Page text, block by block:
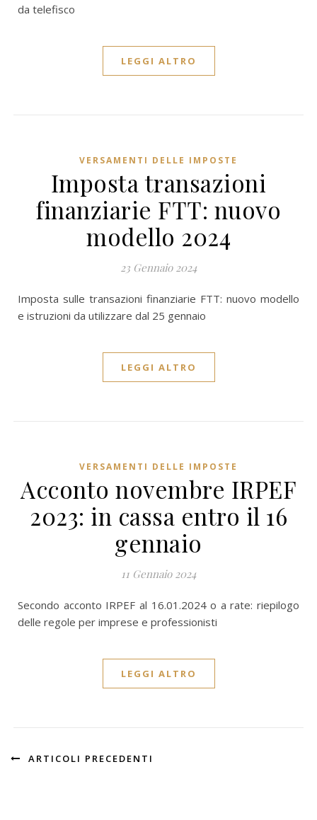
da telefisco
LEGGI ALTRO
VERSAMENTI DELLE IMPOSTE
Imposta transazioni
finanziarie FTT: nuovo
modello 2024
23 Gennaio 2024
Imposta sulle transazioni finanziarie FTT: nuovo modello
e istruzioni da utilizzare dal 25 gennaio
LEGGI ALTRO
VERSAMENTI DELLE IMPOSTE
Acconto novembre IRPEF
2023: in cassa entro il 16
gennaio
11 Gennaio 2024
Secondo acconto IRPEF al 16.01.2024 o a rate: riepilogo
delle regole per imprese e professionisti
LEGGI ALTRO
ARTICOLI PRECEDENTI